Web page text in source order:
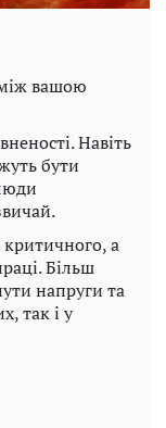
вашою
Навіть
бути
а
Більш
напруги та
так і у